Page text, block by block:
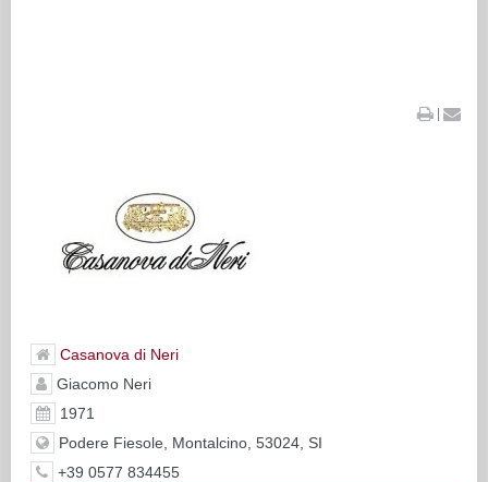
|
Casanova di Neri
Giacomo Neri
1971
Podere Fiesole, Montalcino, 53024, SI
+39 0577 834455